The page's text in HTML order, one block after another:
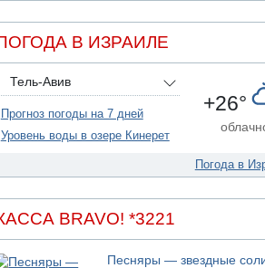
подозреваемого в коррупционных
с Йоавом Элиаси
07.08.2026 17:51
БАГАЦ отказался заморозить лишение
налоговых льгот для уклонистов-харедим
07.08.2026 17:48
В Иерусалиме водитель врезался в забор и
07.08.2026 13:47
армия сообщила о ранении
В ИЗРАИЛЕ
Тель-Авив
Прогноз погоды на 7 дней
Уровень воды в озере Кинерет
+26°
Погода в
BRAVO! *3221
Песняры — звездные